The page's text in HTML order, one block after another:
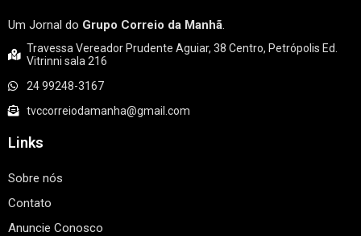
Um Jornal do Grupo Correio da Manhã.
Travessa Vereador Prudente Aguiar, 38 Centro, Petrópolis Ed.
Vitrinni sala 216
24 99248-3167
tvccorreiodamanha@gmail.com
Links
Sobre nós
Contato
Anuncie Conosco